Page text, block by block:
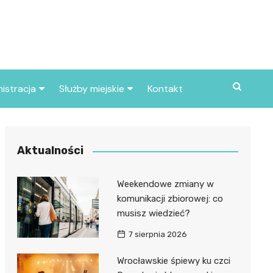
miasta
Służby miejskie
Policja
Kontakt
Aktualności
Weekendowe zmiany w
komunikacji zbiorowej: co
musisz wiedzieć?
7 sierpnia 2026
Wrocławskie śpiewy ku czci